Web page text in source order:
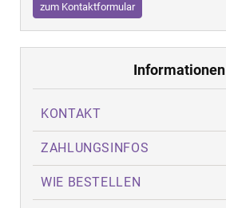
zum Kontaktformular
Informationen
KONTAKT
ZAHLUNGSINFOS
WIE BESTELLEN